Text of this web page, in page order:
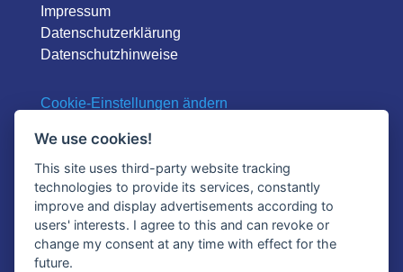
Impressum
Datenschutzerklärung
Datenschutzhinweise
Cookie-Einstellungen ändern
GESCHÄFTSZEITEN
Montag-Donnerstag:
09:00 – 12:00 / 13:00 – 17:00 Uhr
Freitag:
09:00 – 12:00 / 13:00 – 15:00 Uhr
We use cookies!
This site uses third-party website tracking
technologies to provide its services, constantly
improve and display advertisements according to
users' interests. I agree to this and can revoke or
change my consent at any time with effect for the
future.